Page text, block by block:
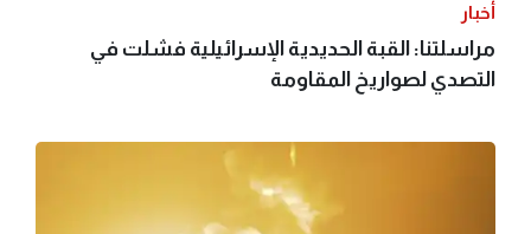
أخبار
مراسلتنا: القبة الحديدية الإسرائيلية فشلت في
التصدي لصواريخ المقاومة